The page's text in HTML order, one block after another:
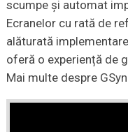
scumpe și automat
Ecranelor cu rată de
alăturată
oferă o experiență de
Mai multe despre